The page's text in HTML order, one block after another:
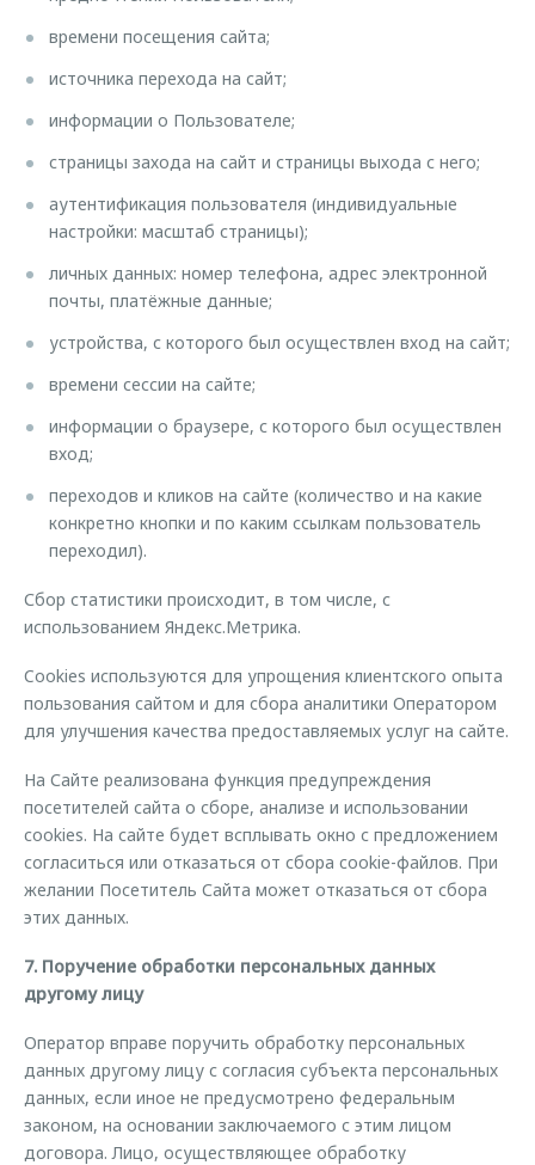
времени посещения сайта;
источника перехода на сайт;
информации о Пользователе;
страницы захода на сайт и страницы выхода с него;
аутентификация пользователя (индивидуальные
настройки: масштаб страницы);
личных данных: номер телефона, адрес электронной
почты, платёжные данные;
устройства, с которого был осуществлен вход на сайт;
времени сессии на сайте;
информации о браузере, с которого был осуществлен
вход;
переходов и кликов на сайте (количество и на какие
конкретно кнопки и по каким ссылкам пользователь
переходил).
Сбор статистики происходит, в том числе, с
использованием Яндекс.Метрика.
Cookies используются для упрощения клиентского опыта
пользования сайтом и для сбора аналитики Оператором
для улучшения качества предоставляемых услуг на сайте.
На Сайте реализована функция предупреждения
посетителей сайта о сборе, анализе и использовании
cookies. На сайте будет всплывать окно с предложением
согласиться или отказаться от сбора cookie-файлов. При
желании Посетитель Сайта может отказаться от сбора
этих данных.
7. Поручение обработки персональных данных
другому лицу
Оператор вправе поручить обработку персональных
данных другому лицу с согласия субъекта персональных
данных, если иное не предусмотрено федеральным
законом, на основании заключаемого с этим лицом
договора. Лицо, осуществляющее обработку